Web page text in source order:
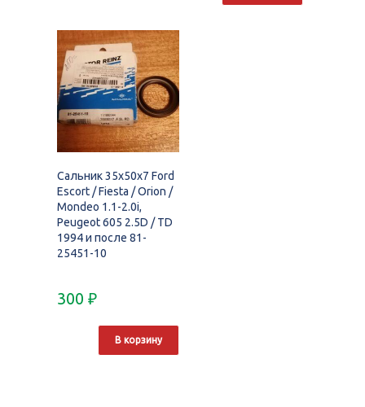
Сальник 35x50x7 Ford
Escort / Fiesta / Orion /
Mondeo 1.1-2.0i,
Peugeot 605 2.5D / TD
1994 и после 81-
25451-10
300 ₽
В корзину